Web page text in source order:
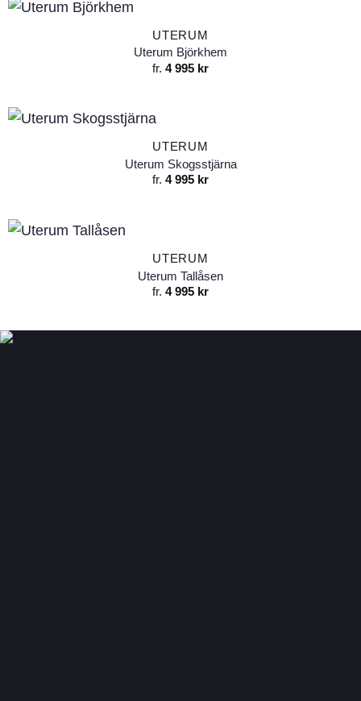
UTERUM
Uterum Björkhem
fr. 4 995 kr
UTERUM
Uterum Skogsstjärna
fr. 4 995 kr
UTERUM
Uterum Tallåsen
fr. 4 995 kr